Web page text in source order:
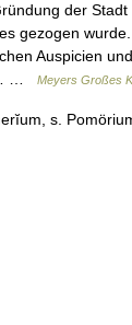
der
gezogen
Auspicien
…
Meyers Großes
s.